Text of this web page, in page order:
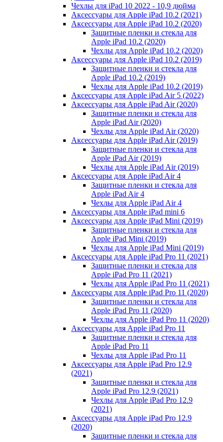
Чехлы для iPad 10 2022 - 10,9 дюйма
Аксессуары для Apple iPad 10.2 (2021)
Аксессуары для Apple iPad 10.2 (2020)
Защитные пленки и стекла для
Apple iPad 10.2 (2020)
Чехлы для Apple iPad 10.2 (2020)
Аксессуары для Apple iPad 10.2 (2019)
Защитные пленки и стекла для
Apple iPad 10.2 (2019)
Чехлы для Apple iPad 10.2 (2019)
Аксессуары для Apple iPad Air 5 (2022)
Аксессуары для Apple iPad Air (2020)
Защитные пленки и стекла для
Apple iPad Air (2020)
Чехлы для Apple iPad Air (2020)
Аксессуары для Apple iPad Air (2019)
Защитные пленки и стекла для
Apple iPad Air (2019)
Чехлы для Apple iPad Air (2019)
Аксессуары для Apple iPad Air 4
Защитные пленки и стекла для
Apple iPad Air 4
Чехлы для Apple iPad Air 4
Аксессуары для Apple iPad mini 6
Аксессуары для Apple iPad Mini (2019)
Защитные пленки и стекла для
Apple iPad Mini (2019)
Чехлы для Apple iPad Mini (2019)
Аксессуары для Apple iPad Pro 11 (2021)
Защитные пленки и стекла для
Apple iPad Pro 11 (2021)
Чехлы для Apple iPad Pro 11 (2021)
Аксессуары для Apple iPad Pro 11 (2020)
Защитные пленки и стекла для
Apple iPad Pro 11 (2020)
Чехлы для Apple iPad Pro 11 (2020)
Аксессуары для Apple iPad Pro 11
Защитные пленки и стекла для
Apple iPad Pro 11
Чехлы для Apple iPad Pro 11
Аксессуары для Apple iPad Pro 12.9
(2021)
Защитные пленки и стекла для
Apple iPad Pro 12.9 (2021)
Чехлы для Apple iPad Pro 12.9
(2021)
Аксессуары для Apple iPad Pro 12.9
(2020)
Защитные пленки и стекла для